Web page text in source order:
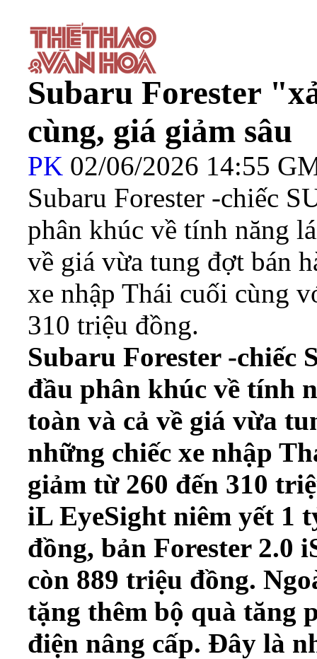
Subaru Forester
cùng, giá giảm sâu
PK 02/06/2026 14:55
Subaru Forester -chiếc
phân khúc về tính năng
về giá vừa tung đợt bán
xe nhập Thái cuối cùng
310 triệu đồng.
Subaru Forester -chiếc
đầu phân khúc về tính
toàn và cả về giá vừa
những chiếc xe nhập
giảm từ 260 đến 310
iL EyeSight niêm yết 1
đồng, bản Forester 2.0
còn 889 triệu đồng.
tặng thêm bộ quà tăng
điện nâng cấp. Đây là